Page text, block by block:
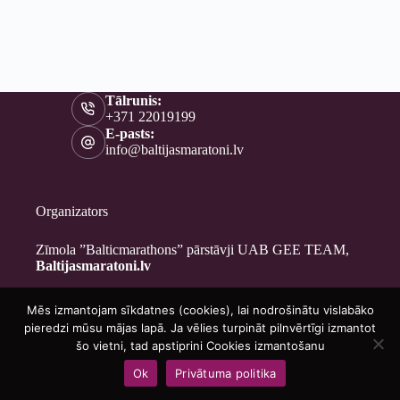
Tālrunis:
+371 22019199
E-pasts:
info@baltijasmaratoni.lv
Organizators
Zīmola ”Balticmarathons” pārstāvji UAB GEE TEAM,
Baltijasmaratoni.lv
Kontakti
Par mums
Brīvprātīgajiem
Privātuma politika
Copyright © 2026 - Baltijasmaratoni.lv
Mēs izmantojam sīkdatnes (cookies), lai nodrošinātu vislabāko
pieredzi mūsu mājas lapā. Ja vēlies turpināt pilnvērtīgi izmantot
šo vietni, tad apstiprini Cookies izmantošanu
Ok
Privātuma politika